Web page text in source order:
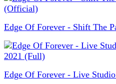
Edge Of Forever - Shift The
Edge Of Forever - Live